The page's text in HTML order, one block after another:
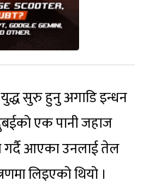
सुरु हुनु अगाडि इन्धन
एक पानी जहाज
गर्दै आएका उनलाई तेल
लिइएको थियो ।